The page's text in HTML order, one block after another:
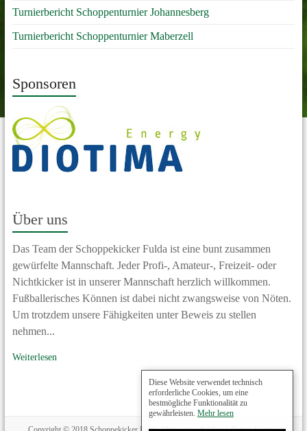
Turnierbericht Schoppenturnier Johannesberg
Turnierbericht Schoppenturnier Maberzell
Sponsoren
Über uns
Das Team der Schoppekicker Fulda ist eine bunt zusammen
gewürfelte Mannschaft. Jeder Profi-, Amateur-, Freizeit- oder
Nichtkicker ist in unserer Mannschaft herzlich willkommen.
Fußballerisches Können ist dabei nicht zwangsweise von Nöten.
Um trotzdem unsere Fähigkeiten unter Beweis zu stellen
nehmen...
Weiterlesen
Diese Website verwendet technisch
erforderliche Cookies, um eine
bestmögliche Funktionalität zu
gewährleisten. Mehr lesen